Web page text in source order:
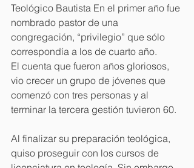
Teológico Bautista En el primer año fue
nombrado pastor de una
congregación, “privilegio” que sólo
correspondía a los de cuarto año.
El cuenta que fueron años gloriosos,
vio crecer un grupo de jóvenes que
comenzó con tres personas y al
terminar la tercera gestión tuvieron 60.
Al finalizar su preparación teológica,
quiso proseguir con los cursos de